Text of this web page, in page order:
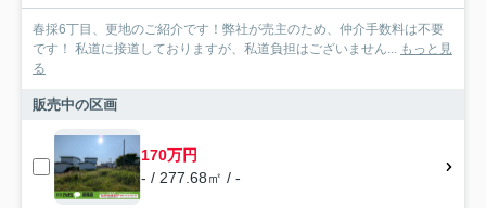
春採6丁目、更地のご紹介です！弊社が売主のため、仲介手数料は不要
です！ 私道に接道しておりますが、私道負担はございません... もっと見
る
販売中の区画
170万円
- / 277.68㎡ / -